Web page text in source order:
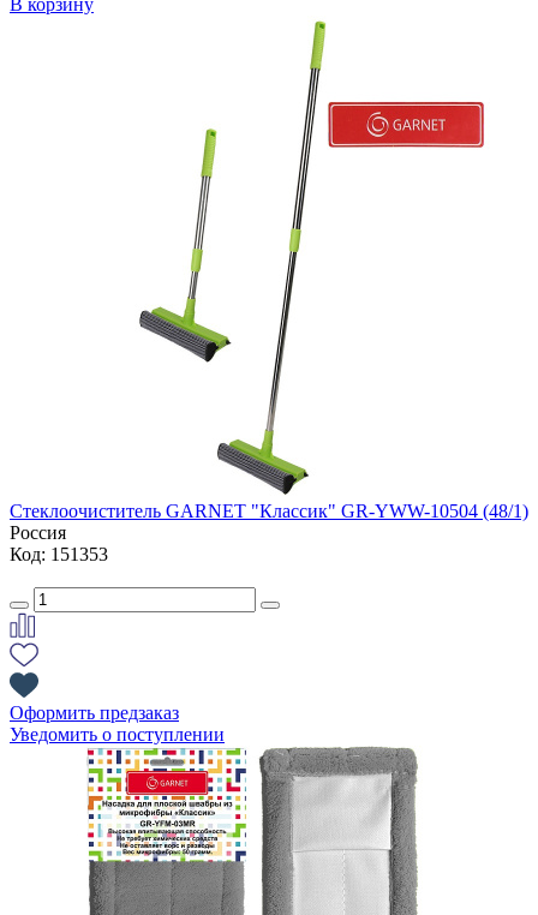
В корзину
Стеклоочиститель GARNET "Классик" GR-YWW-10504 (48/1)
Россия
Код: 151353
Оформить предзаказ
Уведомить о поступлении